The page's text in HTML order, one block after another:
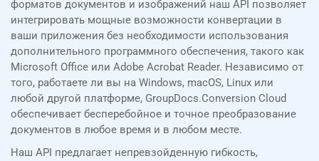
форматов документов и изображений наш API позволяет
интегрировать мощные возможности конвертации в
ваши приложения без необходимости использования
дополнительного программного обеспечения, такого как
Microsoft Office или Adobe Acrobat Reader. Независимо от
того, работаете ли вы на Windows, macOS, Linux или
любой другой платформе, GroupDocs.Conversion Cloud
обеспечивает бесперебойное и точное преобразование
документов в любое время и в любом месте.
Наш API предлагает непревзойденную гибкость,